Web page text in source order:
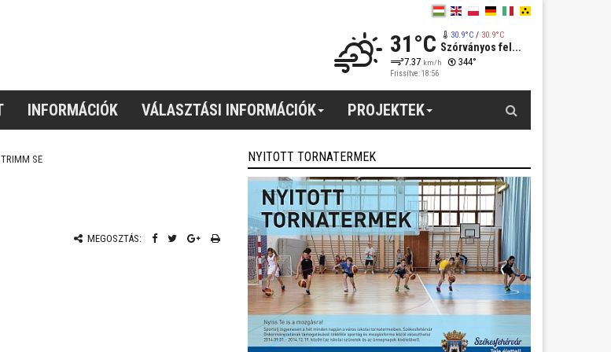
31°C 30.9°C/ 30.9°C
Szórványos fel...
7.37 km/h 344°
Frissítve: 18:56
INFORMÁCIÓK VÁLASZTÁSI INFORMÁCIÓK PROJEKTEK
SE
MEGOSZTÁS:
NYITOTT TORNATERMEK